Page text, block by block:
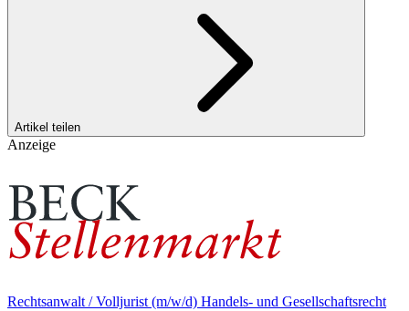
Artikel teilen
Anzeige
Rechtsanwalt / Volljurist (m/w/d) Handels- und Gesellschaftsrecht